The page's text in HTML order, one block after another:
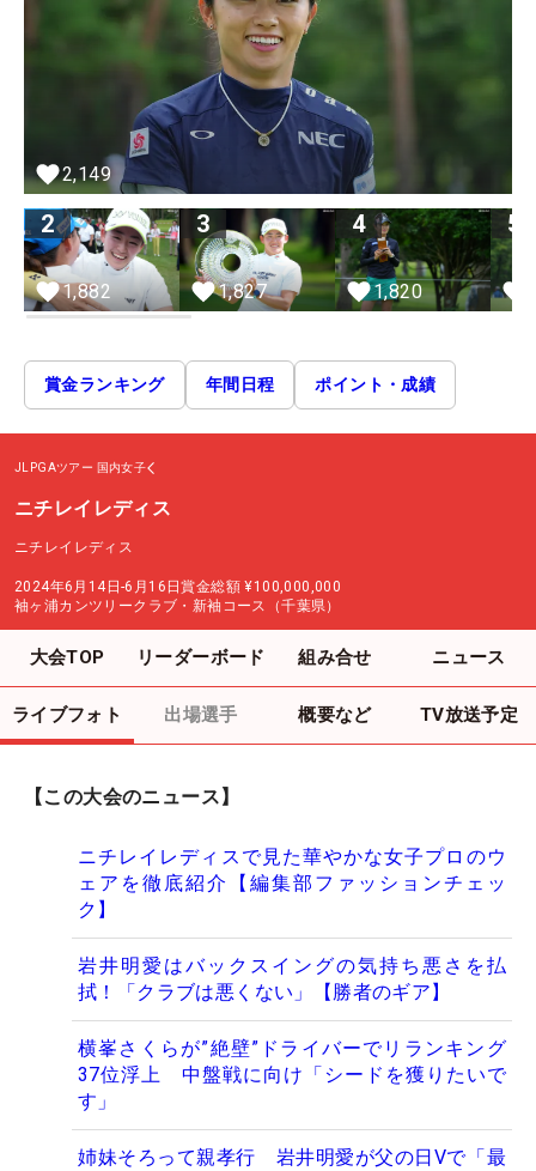
2,149
2
1,882
3
1,827
4
1,820
5
賞金ランキング 年間日程 ポイント・成績
JLPGAツアー 国内女子
ニチレイレディス
ニチレイレディス
2024年6月14日-6月16日賞金総額 ¥100,000,000
袖ヶ浦カンツリークラブ・新袖コース（千葉県）
大会TOP リーダーボード 組み合せ ニュース
ライブフォト 出場選手 概要など TV放送予定
【この大会のニュース】
ニチレイレディスで見た華やかな女子プロのウ
ェアを徹底紹介【編集部ファッションチェッ
ク】
岩井明愛はバックスイングの気持ち悪さを払
拭！「クラブは悪くない」【勝者のギア】
横峯さくらが”絶壁”ドライバーでリランキング
37位浮上 中盤戦に向け「シードを獲りたいで
す」
姉妹そろって親孝行 岩井明愛が父の日Vで「最